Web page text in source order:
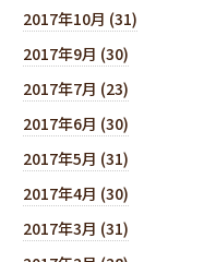
2017年10月 (31)
2017年9月 (30)
2017年7月 (23)
2017年6月 (30)
2017年5月 (31)
2017年4月 (30)
2017年3月 (31)